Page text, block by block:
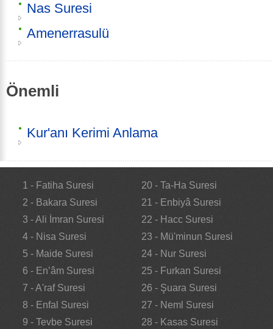
Nas Suresi
Amenerrasulü
Önemli
Kur'anı Kerimi Anlama
1 - Fatiha Suresi
2 - Bakara Suresi
3 - Ali İmran Suresi
4 - Nisa Suresi
5 - Maide Suresi
6 - En’âm Suresi
7 - A'raf Suresi
8 - Enfal Suresi
9 - Tevbe Suresi
20 - Ta-Ha Suresi
21 - Enbiyâ Suresi
22 - Hacc Suresi
23 - Mü'minun Suresi
24 - Nur Suresi
25 - Furkan Suresi
26 - Şuara Suresi
27 - Neml Suresi
28 - Kasas Suresi